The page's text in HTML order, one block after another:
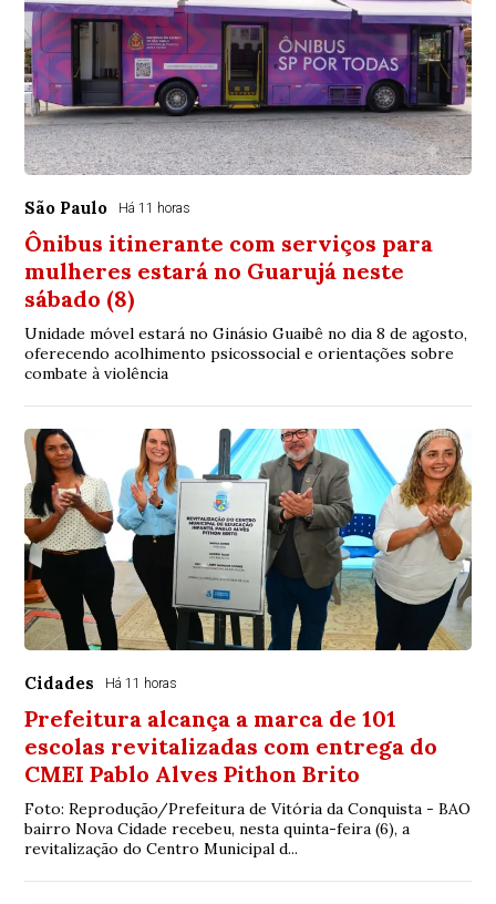
São Paulo Há 11 horas
Ônibus itinerante com serviços para
mulheres estará no Guarujá neste
sábado (8)
Unidade móvel estará no Ginásio Guaibê no dia 8 de agosto,
oferecendo acolhimento psicossocial e orientações sobre
combate à violência
Cidades Há 11 horas
Prefeitura alcança a marca de 101
escolas revitalizadas com entrega do
CMEI Pablo Alves Pithon Brito
Foto: Reprodução/Prefeitura de Vitória da Conquista - BAO
bairro Nova Cidade recebeu, nesta quinta-feira (6), a
revitalização do Centro Municipal d...